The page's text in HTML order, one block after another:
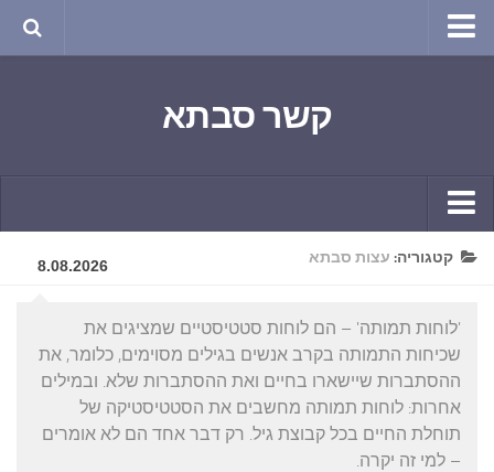
שירה
חגים ומועדים
ספורט בריאות וקורונה
ארכיון מאמרים
בישול ואפייה
הקונדיטוריה
קשר סבתא
קשר יומי
תחביבים
גרפיטי
נוסטלגיה
סרטונים ואנימציה
קטגוריה: עצות סבתא 8.08.2026
'לוחות תמותה' – הם לוחות סטטיסטיים שמציגים את
שכיחות התמותה בקרב אנשים בגילים מסוימים, כלומר, את
ההסתברות שיישארו בחיים ואת ההסתברות שלא. ובמילים
אחרות: לוחות תמותה מחשבים את הסטטיסטיקה של
תוחלת החיים בכל קבוצת גיל. רק דבר אחד הם לא אומרים
– למי זה יקרה.